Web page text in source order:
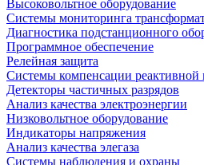
Высоковольтное оборудование
Системы мониторинга
Диагностика подстанционного
Программное обеспечение
Релейная защита
Системы компенсации
Детекторы частичных разрядов
Анализ качества электроэнергии
Низковольтное оборудование
Индикаторы напряжения
Анализ качества элегаза
Системы наблюдения и охраны